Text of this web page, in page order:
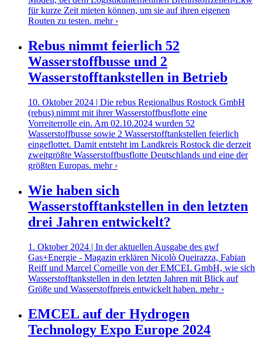
für kurze Zeit mieten können, um sie auf ihren eigenen
Routen zu testen. mehr ›
Rebus nimmt feierlich 52
Wasserstoffbusse und 2
Wasserstofftankstellen in Betrieb
10. Oktober 2024 | Die rebus Regionalbus Rostock GmbH
(rebus) nimmt mit ihrer Wasserstoffbusflotte eine
Vorreiterrolle ein. Am 02.10.2024 wurden 52
Wasserstoffbusse sowie 2 Wasserstofftankstellen feierlich
eingeflottet. Damit entsteht im Landkreis Rostock die derzeit
zweitgrößte Wasserstoffbusflotte Deutschlands und eine der
größten Europas. mehr ›
Wie haben sich
Wasserstofftankstellen in den letzten
drei Jahren entwickelt?
1. Oktober 2024 | In der aktuellen Ausgabe des gwf
Gas+Energie - Magazin erklären Nicolò Queirazza, Fabian
Reiff und Marcel Corneille von der EMCEL GmbH, wie sich
Wasserstofftankstellen in den letzten Jahren mit Blick auf
Größe und Wasserstoffpreis entwickelt haben. mehr ›
EMCEL auf der Hydrogen
Technology Expo Europe 2024